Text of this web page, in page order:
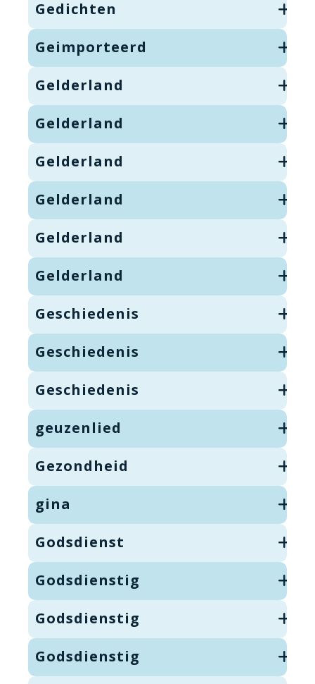
Gedichten
Geimporteerd
Gelderland
Gelderland
Gelderland
Gelderland
Gelderland
Gelderland
Geschiedenis
Geschiedenis
Geschiedenis
geuzenlied
Gezondheid
gina
Godsdienst
Godsdienstig
Godsdienstig
Godsdienstig